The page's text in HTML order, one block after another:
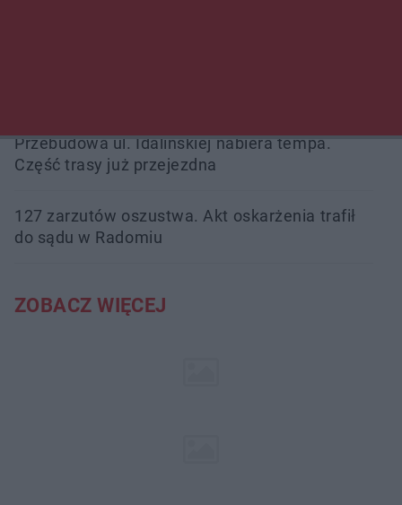
Przebudowa ul. Idalińskiej nabiera tempa.
Część trasy już przejezdna
127 zarzutów oszustwa. Akt oskarżenia trafił
do sądu w Radomiu
ZOBACZ WIĘCEJ